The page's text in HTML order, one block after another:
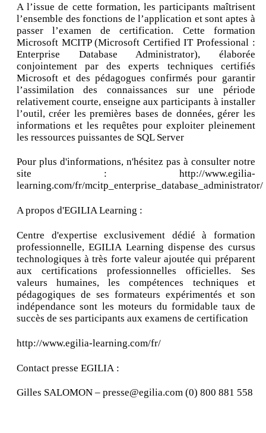
A l’issue de cette formation, les participants maîtrisent
l’ensemble des fonctions de l’application et sont aptes à
passer l’examen de certification. Cette formation
Microsoft MCITP (Microsoft Certified IT Professional :
Enterprise Database Administrator), élaborée
conjointement par des experts techniques certifiés
Microsoft et des pédagogues confirmés pour garantir
l’assimilation des connaissances sur une période
relativement courte, enseigne aux participants à installer
l’outil, créer les premières bases de données, gérer les
informations et les requêtes pour exploiter pleinement
les ressources puissantes de SQL Server
Pour plus d'informations, n'hésitez pas à consulter notre
site : http://www.egilia-
learning.com/fr/mcitp_enterprise_database_administrator/
A propos d'EGILIA Learning :
Centre d'expertise exclusivement dédié à formation
professionnelle, EGILIA Learning dispense des cursus
technologiques à très forte valeur ajoutée qui préparent
aux certifications professionnelles officielles. Ses
valeurs humaines, les compétences techniques et
pédagogiques de ses formateurs expérimentés et son
indépendance sont les moteurs du formidable taux de
succès de ses participants aux examens de certification
http://www.egilia-learning.com/fr/
Contact presse EGILIA :
Gilles SALOMON – presse@egilia.com (0) 800 881 558